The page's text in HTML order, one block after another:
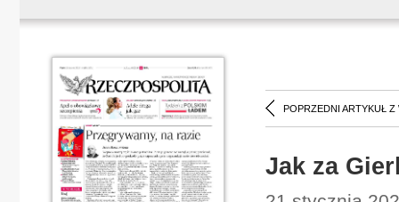
POPRZEDNI ARTYKUŁ Z
Jak za